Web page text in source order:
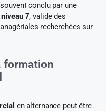
conclu par une
niveau 7, valide des
recherchées sur
formation
en alternance peut être